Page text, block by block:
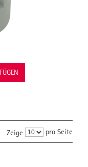
Zeige pro Seite